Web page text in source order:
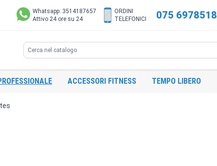
Whatsapp: 3514187657
Attivo 24 ore su 24
ORDINI
TELEFONICI
075 6978518
ACCESSORI FITNESS TEMPO LIBERO